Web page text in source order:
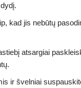
kad jis nebūtų
atsargiai
ir švelniai